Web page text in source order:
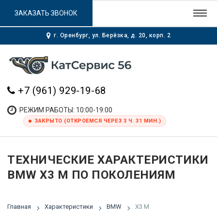
г. Оренбург, ул. Берёзка, д. 20, корп. 2
+7 (961) 929-19-68
РЕЖИМ РАБОТЫ: 10:00-19:00
ЗАКРЫТО (ОТКРОЕМСЯ ЧЕРЕЗ 3 Ч. 31 МИН.)
ЗАКАЗАТЬ ЗВОНОК
ТЕХНИЧЕСКИЕ ХАРАКТЕРИСТИКИ
BMW X3 M ПО ПОКОЛЕНИЯМ
Главная Характеристики BMW X3 M